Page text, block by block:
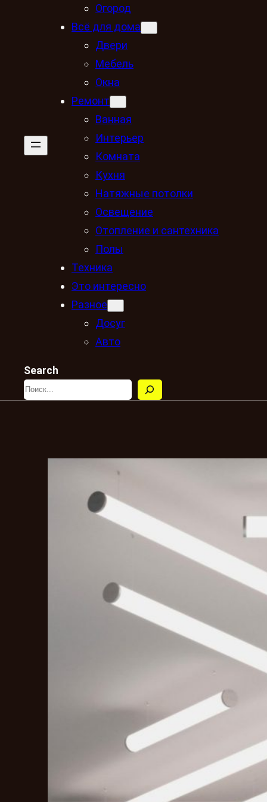
Огород
Всё для дома
Двери
Мебель
Окна
Ремонт
Ванная
Интерьер
Комната
Кухня
Натяжные потолки
Освещение
Отопление и сантехника
Полы
Техника
Это интересно
Разное
Досуг
Авто
Search